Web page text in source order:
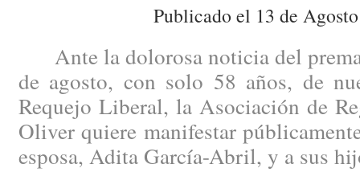
Publicado el 13 de
Ante la dolorosa noticia del
de agosto, con solo 58 años, de
Requejo Liberal, la Asociación de
Oliver quiere manifestar
esposa, Adita García-Abril, y a sus